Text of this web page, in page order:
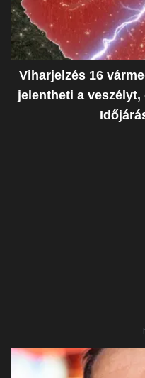
Viharjelzés 16
jelentheti a